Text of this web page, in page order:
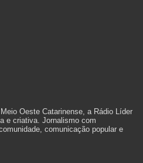
Oeste Catarinense, a Rádio Líder
e criativa. Jornalismo com
comunicação popular e